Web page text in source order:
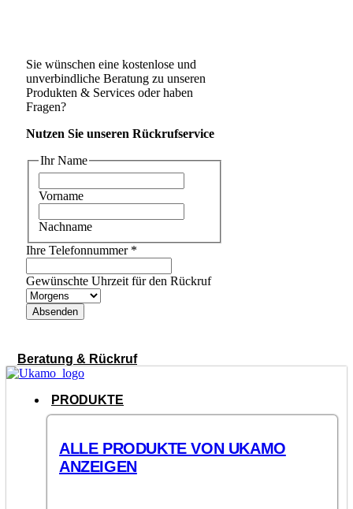
Sie wünschen eine kostenlose und
unverbindliche Beratung zu unseren
Produkten & Services oder haben
Fragen?
Nutzen Sie unseren Rückrufservice
Ihr Name
Vorname
Nachname
Ihre Telefonnummer *
Gewünschte Uhrzeit für den Rückruf
Absenden
Beratung & Rückruf
PRODUKTE
ALLE PRODUKTE VON UKAMO
ANZEIGEN